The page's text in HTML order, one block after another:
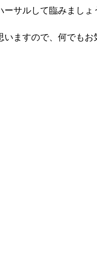
サルして臨みましょ
ますので、何でも